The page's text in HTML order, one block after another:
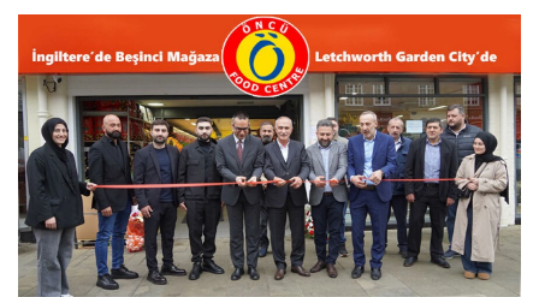
Londra
İş İlanları
Seri İlanlar
İngiltere